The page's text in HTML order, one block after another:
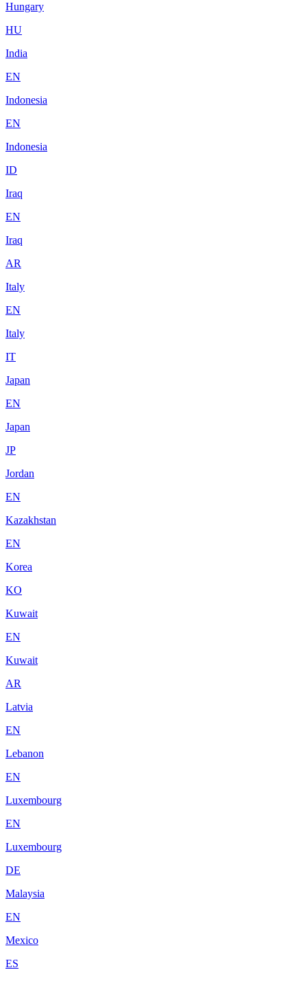
Hungary
HU
India
EN
Indonesia
EN
Indonesia
ID
Iraq
EN
Iraq
AR
Italy
EN
Italy
IT
Japan
EN
Japan
JP
Jordan
EN
Kazakhstan
EN
Korea
KO
Kuwait
EN
Kuwait
AR
Latvia
EN
Lebanon
EN
Luxembourg
EN
Luxembourg
DE
Malaysia
EN
Mexico
ES